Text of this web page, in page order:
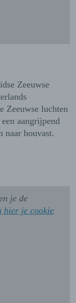
Zeeuwse
Zeeuwse luchten
aangrijpend
naar houvast.
je de
hier je cookie